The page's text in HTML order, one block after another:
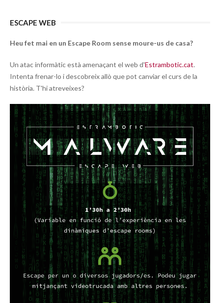
ESCAPE WEB
Heu fet mai en un Escape Room sense moure-us de casa?
Un atac informàtic està amenaçant el web d'Estrambotic.cat.
Intenta frenar-lo i descobreix allò que pot canviar el curs de la
història. T'hi atreveixes?